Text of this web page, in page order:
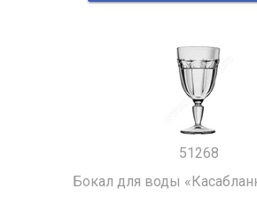
51268
Бокал для воды